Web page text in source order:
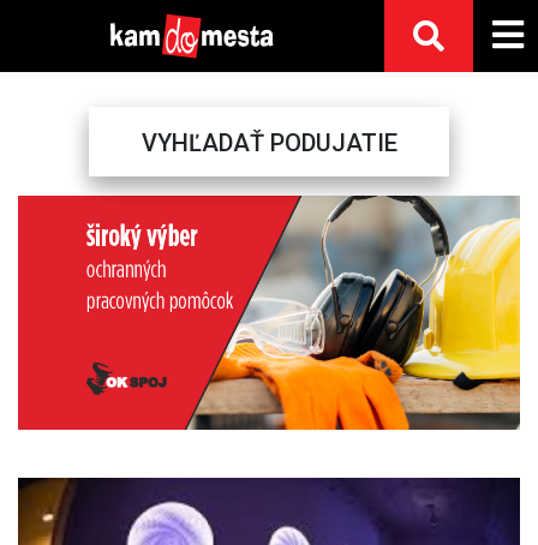
VYHĽADAŤ PODUJATIE
Next